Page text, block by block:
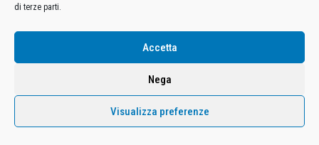
di terze parti.
Accetta
Nega
Visualizza preferenze